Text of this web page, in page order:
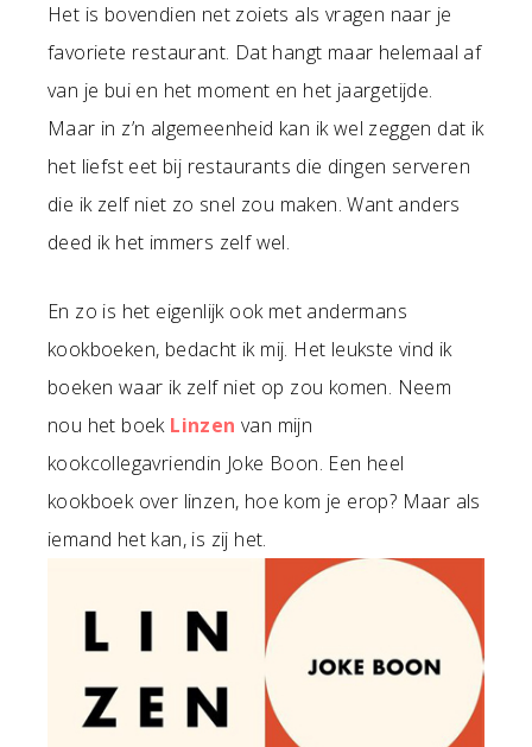
Het is bovendien net zoiets als vragen naar je
favoriete restaurant. Dat hangt maar helemaal af
van je bui en het moment en het jaargetijde.
Maar in z’n algemeenheid kan ik wel zeggen dat ik
het liefst eet bij restaurants die dingen serveren
die ik zelf niet zo snel zou maken. Want anders
deed ik het immers zelf wel.
En zo is het eigenlijk ook met andermans
kookboeken, bedacht ik mij. Het leukste vind ik
boeken waar ik zelf niet op zou komen. Neem
nou het boek Linzen van mijn
kookcollegavriendin Joke Boon. Een heel
kookboek over linzen, hoe kom je erop? Maar als
iemand het kan, is zij het.